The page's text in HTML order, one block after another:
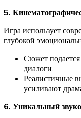
5.
Игра использует
глубокой
Сюжет
диалоги.
Реалистичные
усиливают
6. Уникальный